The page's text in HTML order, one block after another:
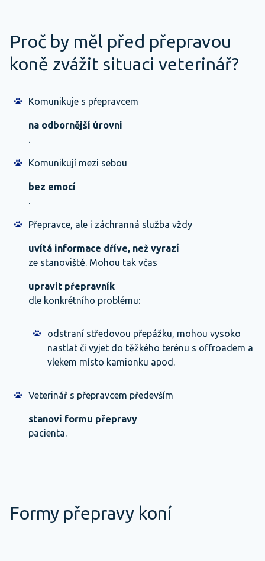
Proč by měl před přepravou
koně zvážit situaci veterinář?
Komunikuje s přepravcem
na odbornější úrovni
.
Komunikují mezi sebou
bez emocí
.
Přepravce, ale i záchranná služba vždy
uvítá informace dříve, než vyrazí
ze stanoviště. Mohou tak včas
upravit přepravník
dle konkrétního problému:
odstraní středovou přepážku, mohou vysoko
nastlat či vyjet do těžkého terénu s offroadem a
vlekem místo kamionku apod.
Veterinář s přepravcem především
stanoví formu přepravy
pacienta.
Formy přepravy koní